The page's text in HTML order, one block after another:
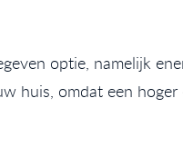
optie, namelijk
huis, omdat een hoger